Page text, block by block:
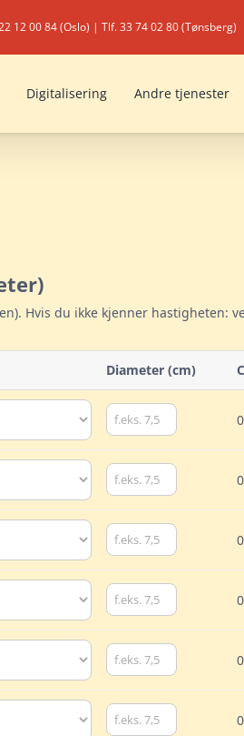
12 00 84 (Oslo) | Tlf. 33 74 02 80 (Tønsberg)
Digitalisering Andre tjenester
Hvis du ikke kjenner hastigheten:
Diameter (cm)